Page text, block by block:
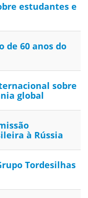
estudantes e
de 60 anos do
sobre
global
à Rússia
Tordesilhas